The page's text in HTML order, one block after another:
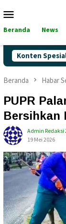
ke
Mobile
Beranda News
Konten
Pertalite
Beranda Habar
PUPR
Bersihkan
Admin Redaksi
19 Mei 2026